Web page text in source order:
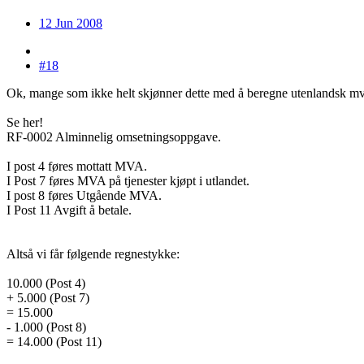
12 Jun 2008
#18
Ok, mange som ikke helt skjønner dette med å beregne utenlandsk
Se her!
RF-0002 Alminnelig omsetningsoppgave.
I post 4 føres mottatt MVA.
I Post 7 føres MVA på tjenester kjøpt i utlandet.
I post 8 føres Utgående MVA.
I Post 11 Avgift å betale.
Altså vi får følgende regnestykke:
10.000 (Post 4)
+ 5.000 (Post 7)
= 15.000
- 1.000 (Post 8)
= 14.000 (Post 11)